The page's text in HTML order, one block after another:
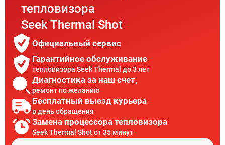
тепловизора
Seek Thermal Shot
Официальный сервис
Гарантийное обслуживание
тепловизора Seek Thermal до 3 лет
Диагностика за наш счет,
ремонт по желанию
Бесплатный выезд курьера
в день обращения
Замена процессора тепловизора
Seek Thermal Shot от 35 минут